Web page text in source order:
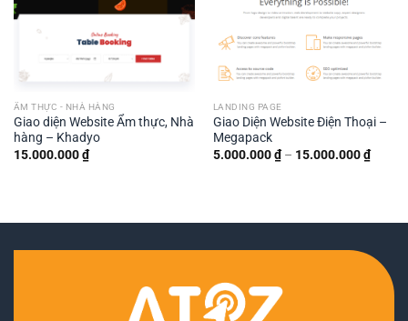
ẨM THỰC - NHÀ HÀNG
Giao diện Website Ẩm thực, Nhà
hàng – Khadyo
15.000.000₫
LANDING PAGE
Giao Diện Website Điện Thoại –
Megapack
5.000.000₫ – 15.000.000₫
giá: